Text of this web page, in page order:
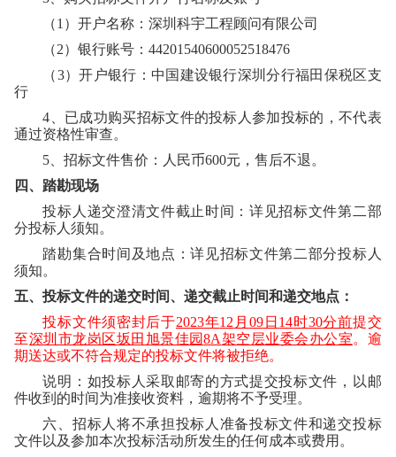
（1 ）开户名称：深圳科宇工程顾问有限公司
（2）银行账号：44201540600052518476
（3）开户银行：中国建设银行深圳分行福田保税区支
行
4 、已成功购买招标文件的投标人参加投标的，不代表
通过资格性审查。
5 、招标文件售价：人民币600元，售后不退。
四、踏勘现场
投标人递交澄清文件截止时间：详见招标文件第二部
分投标人须知。
踏勘集合时间及地点：详见招标文件第二部分投标人
须知。
五、投标文件的递交时间、递交截止时间和递交地点：
投标文件须密封后于2023年12 月 09日 14时30分前提交
至深圳市龙岗区坂田旭景佳园8A架空层业委会办公室。逾
期送达或不符合规定的投标文件将被拒绝。
说明：如投标人采取邮寄的方式提交投标文件，以邮
件收到的时间为准接收资料，逾期将不予受理。
六、招标人将不承担投标人准备投标文件和递交投标
文件以及参加本次投标活动所发生的任何成本或费用。